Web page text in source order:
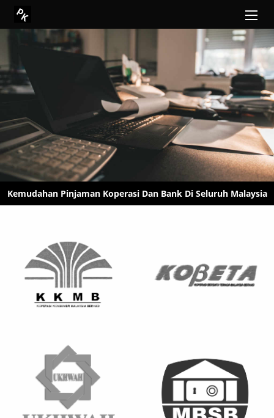
Kemudahan Pinjaman Koperasi Dan Bank Di Seluruh Malaysia